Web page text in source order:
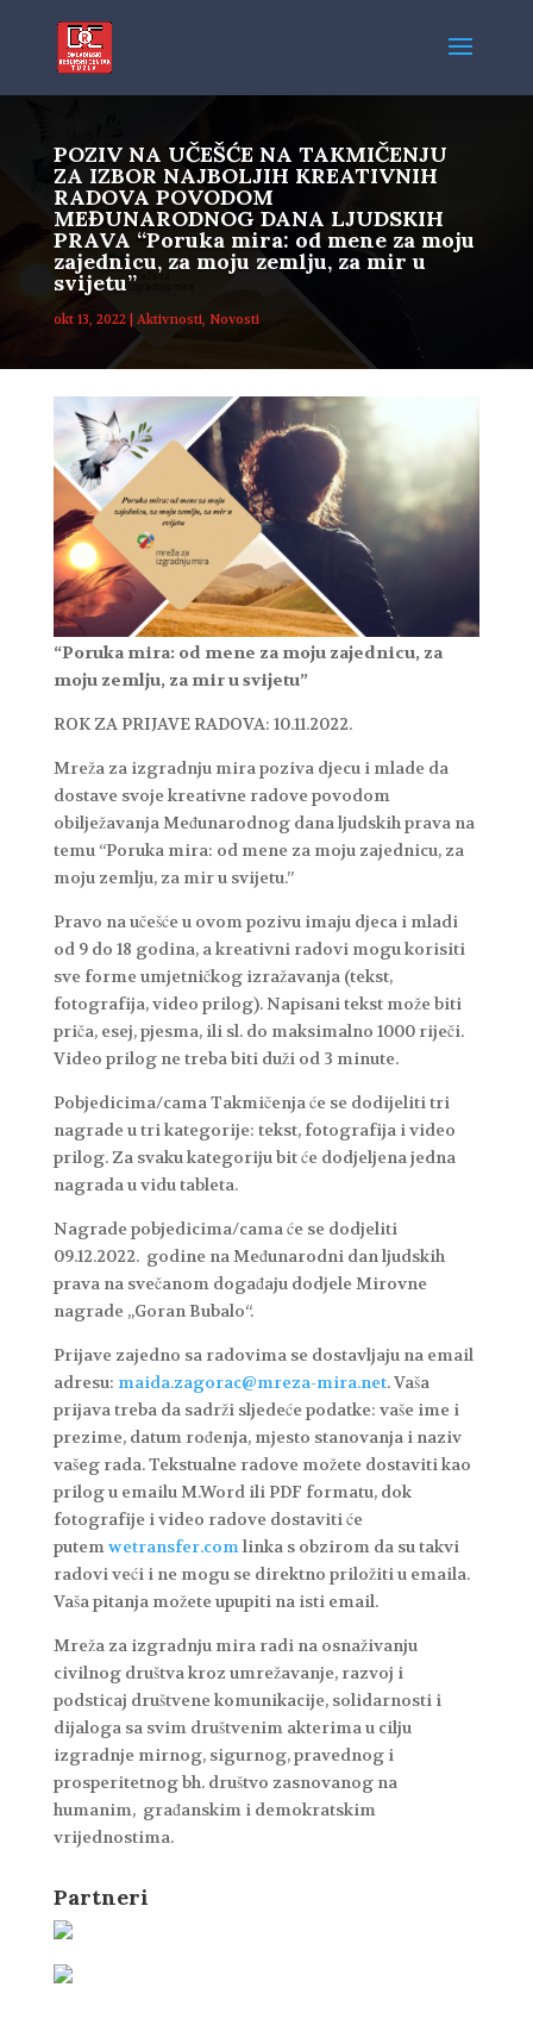
POZIV NA UČEŠĆE NA TAKMIČENJU
ZA IZBOR NAJBOLJIH KREATIVNIH
RADOVA POVODOM
MEĐUNARODNOG DANA LJUDSKIH
PRAVA “Poruka mira: od mene za moju
zajednicu, za moju zemlju, za mir u
svijetu”
okt 13, 2022| Aktivnosti, Novosti
“Poruka mira: od mene za moju zajednicu, za
moju zemlju, za mir u svijetu”
ROK ZA PRIJAVE RADOVA: 10.11.2022.
Mreža za izgradnju mira poziva djecu i mlade da
dostave svoje kreativne radove povodom
obilježavanja Međunarodnog dana ljudskih prava na
temu “Poruka mira: od mene za moju zajednicu, za
moju zemlju, za mir u svijetu.”
Pravo na učešće u ovom pozivu imaju djeca i mladi
od 9 do 18 godina, a kreativni radovi mogu korisiti
sve forme umjetničkog izražavanja (tekst,
fotografija, video prilog). Napisani tekst može biti
priča, esej, pjesma, ili sl. do maksimalno 1000 riječi.
Video prilog ne treba biti duži od 3 minute.
Pobjedicima/cama Takmičenja će se dodijeliti tri
nagrade u tri kategorije: tekst, fotografija i video
prilog. Za svaku kategoriju bit će dodjeljena jedna
nagrada u vidu tableta.
Nagrade pobjedicima/cama će se dodjeliti
09.12.2022. godine na Međunarodni dan ljudskih
prava na svečanom događaju dodjele Mirovne
nagrade „Goran Bubalo“.
Prijave zajedno sa radovima se dostavljaju na email
adresu: maida.zagorac@mreza-mira.net. Vaša
prijava treba da sadrži sljedeće podatke: vaše ime i
prezime, datum rođenja, mjesto stanovanja i naziv
vašeg rada. Tekstualne radove možete dostaviti kao
prilog u emailu M.Word ili PDF formatu, dok
fotografije i video radove dostaviti će
putemwetransfer.comlinka s obzirom da su takvi
radovi veći i ne mogu se direktno priložiti u emaila.
Vaša pitanja možete upupiti na isti email.
Mreža za izgradnju mira radi na osnaživanju
civilnog društva kroz umrežavanje, razvoj i
podsticaj društvene komunikacije, solidarnosti i
dijaloga sa svim društvenim akterima u cilju
izgradnje mirnog, sigurnog, pravednog i
prosperitetnog bh. društvo zasnovanog na
humanim, građanskim i demokratskim
vrijednostima.
Partneri